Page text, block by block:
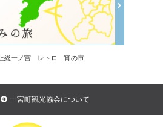
上総一ノ宮 レトロ 宵の市
一宮町観光協会について